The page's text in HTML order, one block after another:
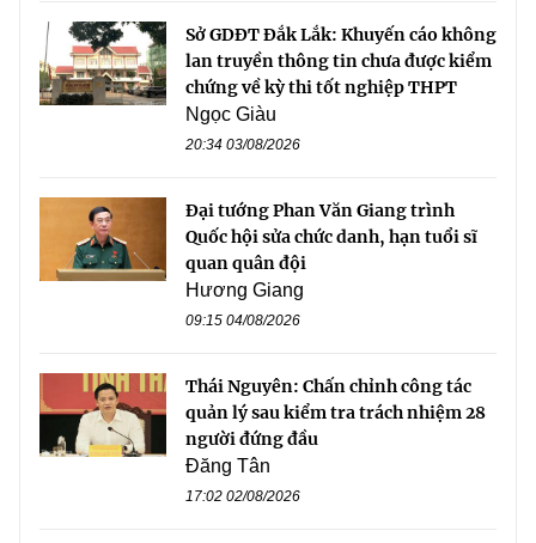
Sở GDĐT Đắk Lắk: Khuyến cáo không
lan truyền thông tin chưa được kiểm
chứng về kỳ thi tốt nghiệp THPT
Ngọc Giàu
20:34 03/08/2026
Đại tướng Phan Văn Giang trình
Quốc hội sửa chức danh, hạn tuổi sĩ
quan quân đội
Hương Giang
09:15 04/08/2026
Thái Nguyên: Chấn chỉnh công tác
quản lý sau kiểm tra trách nhiệm 28
người đứng đầu
Đăng Tân
17:02 02/08/2026